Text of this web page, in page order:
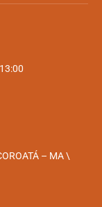
– MA \